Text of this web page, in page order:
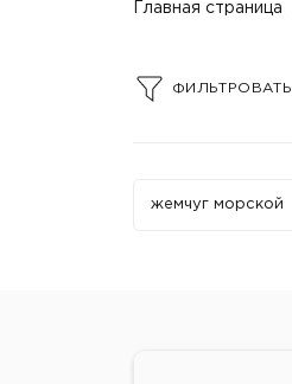
Главная страница
ФИЛЬТРОВАТЬ
жемчуг морской